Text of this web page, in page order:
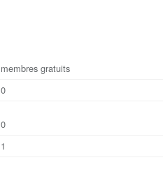
membres gratuits
0
0
1